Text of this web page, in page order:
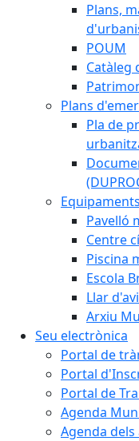
Plans,
POUM
Catàleg
Plans
Pla de
Equipaments
Pavelló
Centre
Piscina
Escola
Llar
Arxiu
Seu electrònica
Portal de
Portal
Portal de
Agenda
Agenda